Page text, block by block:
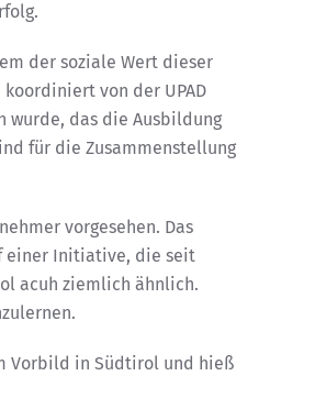
der soziale Wert dieser
von der UPAD
wurde, das die Ausbildung
für die Zusammenstellung
vorgesehen. Das
einer Initiative, die seit
acuh ziemlich ähnlich.
Vorbild in Südtirol und hieß